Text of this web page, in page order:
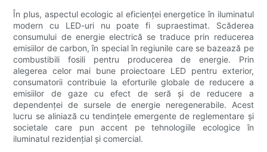
În plus, aspectul ecologic al eficienței energetice în iluminatul
modern cu LED-uri nu poate fi supraestimat. Scăderea
consumului de energie electrică se traduce prin reducerea
emisiilor de carbon, în special în regiunile care se bazează pe
combustibili fosili pentru producerea de energie. Prin
alegerea celor mai bune proiectoare LED pentru exterior,
consumatorii contribuie la eforturile globale de reducere a
emisiilor de gaze cu efect de seră și de reducere a
dependenței de sursele de energie neregenerabile. Acest
lucru se aliniază cu tendințele emergente de reglementare și
societale care pun accent pe tehnologiile ecologice în
iluminatul rezidențial și comercial.